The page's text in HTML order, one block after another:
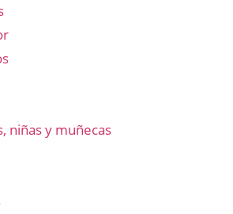
niñas y muñecas